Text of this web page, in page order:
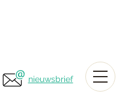
nieuwsbrief